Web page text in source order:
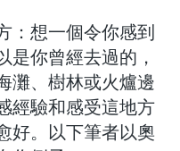
：想一個令你感到
是你曾經去過的，
灘、樹林或火爐邊
經驗和感受這地方
好。以下筆者以奧